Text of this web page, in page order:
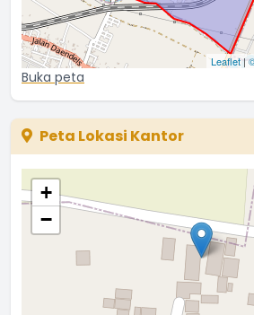
Leaflet|
Buka peta
Peta Lokasi Kantor
+
−